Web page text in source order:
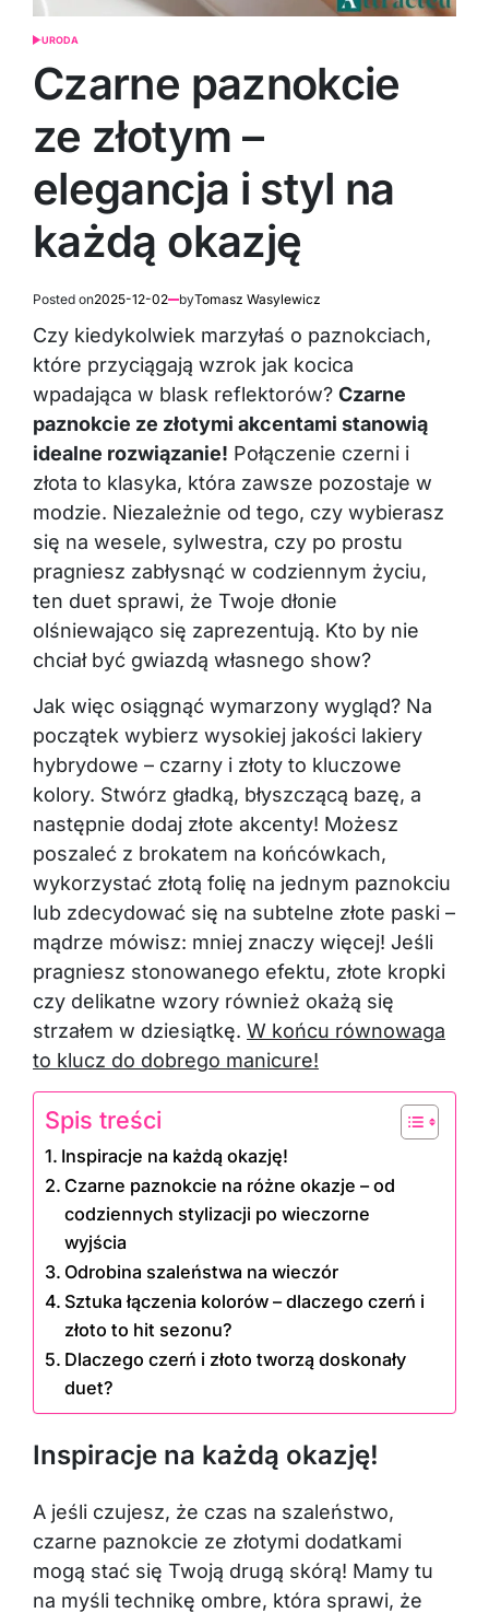
POSTED
URODA
Czarne paznokcie
ze złotym –
elegancja i styl na
każdą okazję
Posted on2025-12-02 byTomasz Wasylewicz
Czy kiedykolwiek marzyłaś o paznokciach,
które przyciągają wzrok jak kocica
wpadająca w blask reflektorów? Czarne
paznokcie ze złotymi akcentami stanowią
idealne rozwiązanie! Połączenie czerni i
złota to klasyka, która zawsze pozostaje w
modzie. Niezależnie od tego, czy wybierasz
się na wesele, sylwestra, czy po prostu
pragniesz zabłysnąć w codziennym życiu,
ten duet sprawi, że Twoje dłonie
olśniewająco się zaprezentują. Kto by nie
chciał być gwiazdą własnego show?
Jak więc osiągnąć wymarzony wygląd? Na
początek wybierz wysokiej jakości lakiery
hybrydowe – czarny i złoty to kluczowe
kolory. Stwórz gładką, błyszczącą bazę, a
następnie dodaj złote akcenty! Możesz
poszaleć z brokatem na końcówkach,
wykorzystać złotą folię na jednym paznokciu
lub zdecydować się na subtelne złote paski –
mądrze mówisz: mniej znaczy więcej! Jeśli
pragniesz stonowanego efektu, złote kropki
czy delikatne wzory również okażą się
strzałem w dziesiątkę. W końcu równowaga
to klucz do dobrego manicure!
Spis treści
Inspiracje na każdą okazję!
Czarne paznokcie na różne okazje – od
codziennych stylizacji po wieczorne
wyjścia
Odrobina szaleństwa na wieczór
Sztuka łączenia kolorów – dlaczego czerń i
złoto to hit sezonu?
Dlaczego czerń i złoto tworzą doskonały
duet?
Inspiracje na każdą okazję!
A jeśli czujesz, że czas na szaleństwo,
czarne paznokcie ze złotymi dodatkami
mogą stać się Twoją drugą skórą! Mamy tu
na myśli technikę ombre, która sprawi, że